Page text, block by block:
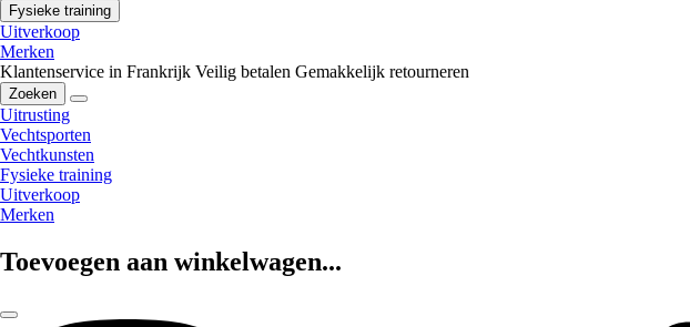
Fysieke training
Uitverkoop
Merken
Klantenservice in Frankrijk Veilig betalen Gemakkelijk retourneren
Zoeken
Uitrusting
Vechtsporten
Vechtkunsten
Fysieke training
Uitverkoop
Merken
Toevoegen aan winkelwagen...